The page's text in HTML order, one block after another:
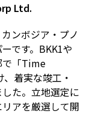
Ltd.
ンボジア・プノ
です。BKK1や
で「Time
着実な竣工・
た。立地選定に
アを厳選して開